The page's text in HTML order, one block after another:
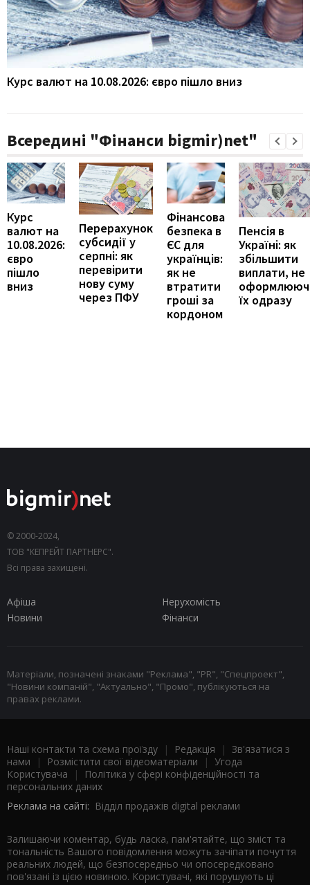
Курс валют на 10.08.2026: євро пішло вниз
Всередині "Фінанси bigmir)net"
Курс
валют на
10.08.2026:
євро
пішло
вниз
Перерахунок
субсидії у
серпні: як
перевірити
нову суму
через ПФУ
Фінансова
безпека в
ЄС для
українців:
як не
втратити
гроші за
кордоном
Пенсія в
Україні: як
збільшити
виплати, не
їх одразу
© 2000-2024,
ТОВ "КЕПРЕЙТ ПАРТНЕРС".
Всі права захищені.
Афіша
Нерухомість
Новини
Фінанси
Матеріали, позначені знаками "Реклама", "PR", "Спецпроект",
"Новини компаній", "Актуально", "Промо", публікуються на
правах реклами.
Наші контакти та схема проїзду | Редакція | Зв'язатися з
нами | Розмістити свої відеоматеріали | Угода
Користувача |
Політика у сфері конфіденційності та
персональних даних
Реклама на сайті: Відділ продажів digital реклами
Залишаючи коментар, будь ласка, пам'ятайте, що зміст та
тональність Вашого повідомлення можуть зачіпати почуття
реальних людей, що безпосередньо чи опосередковано
пов'язані із цією новиною. Користувачі, які порушують ці